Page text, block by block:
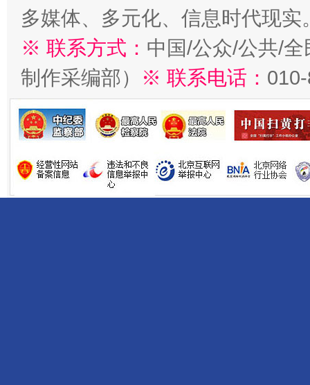
多媒体、多元化、信息时代现实
※ 联系方式： 中国/公众/公共/
制作采编部）
※ 联系电话：